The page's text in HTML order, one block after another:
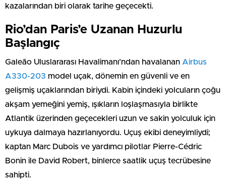
kazalarından biri olarak tarihe geçecekti.
Rio’dan Paris’e Uzanan Huzurlu
Başlangıç
Galeão Uluslararası Havalimanı’ndan havalanan Airbus
A330-203 model uçak, dönemin en güvenli ve en
gelişmiş uçaklarından biriydi. Kabin içindeki yolcuların çoğu
akşam yemeğini yemiş, ışıkların loşlaşmasıyla birlikte
Atlantik üzerinden geçecekleri uzun ve sakin yolculuk için
uykuya dalmaya hazırlanıyordu. Uçuş ekibi deneyimliydi;
kaptan Marc Dubois ve yardımcı pilotlar Pierre-Cédric
Bonin ile David Robert, binlerce saatlik uçuş tecrübesine
sahipti.